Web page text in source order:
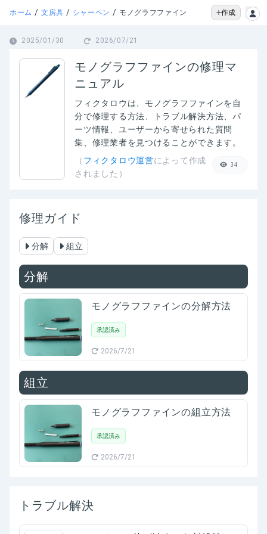
ホーム / 文房具 / シャーペン / モノグラフファイン 作成
2025/01/30 2026/07/21
モノグラフファインの修理マ
ニュアル
フィクタロウは、 モノグラフファインを自
分で修理する方法、トラブル解決方法、パ
ーツ情報、ユーザーから寄せられた質問
集、修理業者を見つけることができます。
（ フィクタロウ運営によって作成
されました）
34
修理ガイド
分解 組立
分解
モノグラフファインの分解方法
承認済み
2026/7/21
組立
モノグラフファインの組立方法
承認済み
2026/7/21
トラブル解決